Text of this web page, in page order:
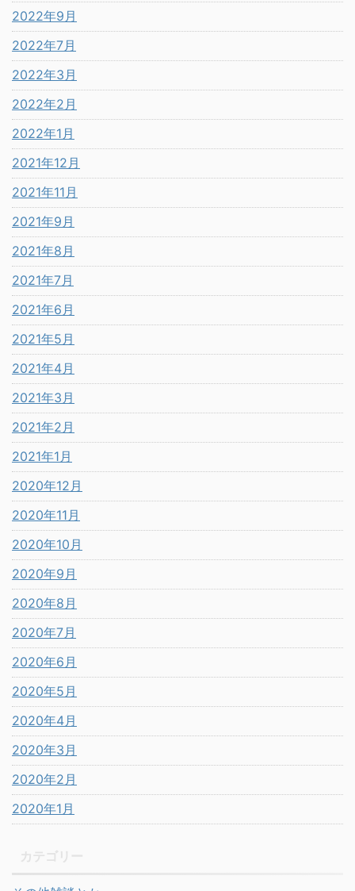
2022年9月
2022年7月
2022年3月
2022年2月
2022年1月
2021年12月
2021年11月
2021年9月
2021年8月
2021年7月
2021年6月
2021年5月
2021年4月
2021年3月
2021年2月
2021年1月
2020年12月
2020年11月
2020年10月
2020年9月
2020年8月
2020年7月
2020年6月
2020年5月
2020年4月
2020年3月
2020年2月
2020年1月